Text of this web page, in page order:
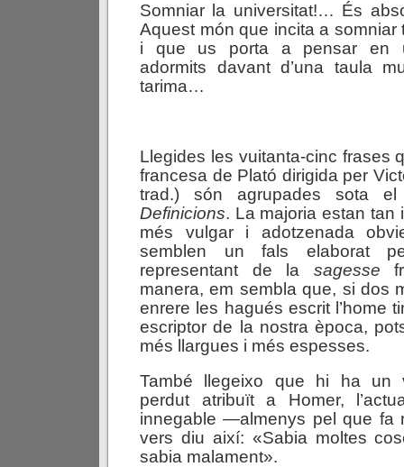
Somniar la universitat!… És
Aquest món que incita a
i que us porta a pensar en
adormits davant d’una taula
tarima…
Llegides les vuitanta-cinc frases
francesa de Plató dirigida per
trad.) són agrupades sota
Definicions. La majoria estan tan
més vulgar i adotzenada
semblen un fals elaborat
representant de la sagesse
manera, em sembla que, si dos
enrere les hagués escrit l’home
escriptor de la nostra època,
més llargues i més espesses.
També llegeixo que hi ha un
perdut atribuït a Homer,
innegable —almenys pel que fa
vers diu així: «Sabia moltes
sabia malament».